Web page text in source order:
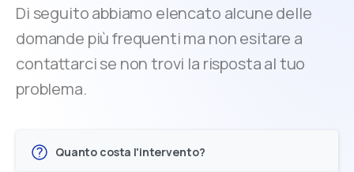
Di seguito abbiamo elencato alcune delle
domande più frequenti ma non esitare a
contattarci se non trovi la risposta al tuo
problema.
Quanto costa l'intervento?